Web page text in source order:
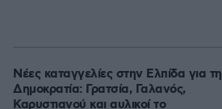
Νέες καταγγελίες στην Ελπίδα για τη
Δημοκρατία: Γρατσία, Γαλανός,
Καρυστιανού και αυλικοί το